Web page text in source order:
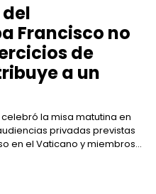
Francisco no
de
a un
la misa matutina en
privadas previstas
en el Vaticano y miembros...